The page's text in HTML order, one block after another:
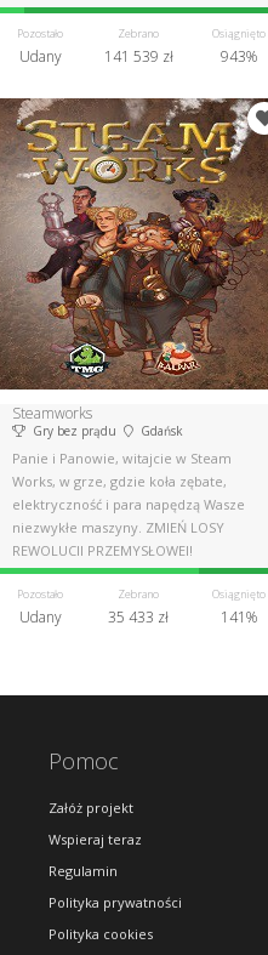
Pozostało
Udany
Zebrano
141 539 zł
Osiągnięto
943%
Steamworks
Gry bez prądu Gdańsk
Panie i Panowie, witajcie w Steam
Works, w grze, gdzie koła zębate,
elektryczność i para napędzą Wasze
niezwykłe maszyny. ZMIEŃ LOSY
REWOLUCJI PRZEMYSŁOWEJ!
Pozostało
Udany
Zebrano
35 433 zł
Osiągnięto
141%
Pomoc
Załóż projekt
Wspieraj teraz
Regulamin
Polityka prywatności
Polityka cookies